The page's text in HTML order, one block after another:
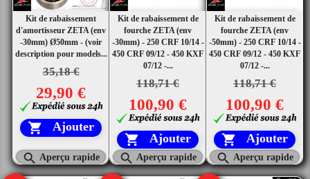
Kit de rabaissement
d'amortisseur ZETA (env
-30mm) Ø50mm - (voir
description pour models...
35,18 €
29,90 €
 Ajouter
 Aperçu rapide
Kit de rabaissement de
fourche ZETA (env
-30mm) - 250 CRF 10/14 -
450 CRF 09/12 - 450 KXF
07/12 -...
118,71 €
100,90 €
 Ajouter
 Aperçu rapide
Kit de rabaissement de
fourche ZETA (env
-50mm) - 250 CRF 10/14 -
450 CRF 09/12 - 450 KXF
07/12 -...
118,71 €
100,90 €
 Ajouter
 Aperçu rapide